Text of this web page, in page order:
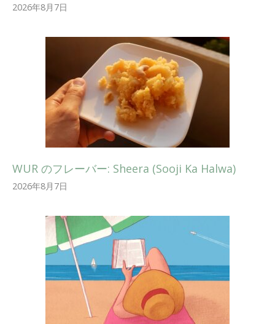
2026年8月7日
WUR のフレーバー: Sheera (Sooji Ka Halwa)
2026年8月7日